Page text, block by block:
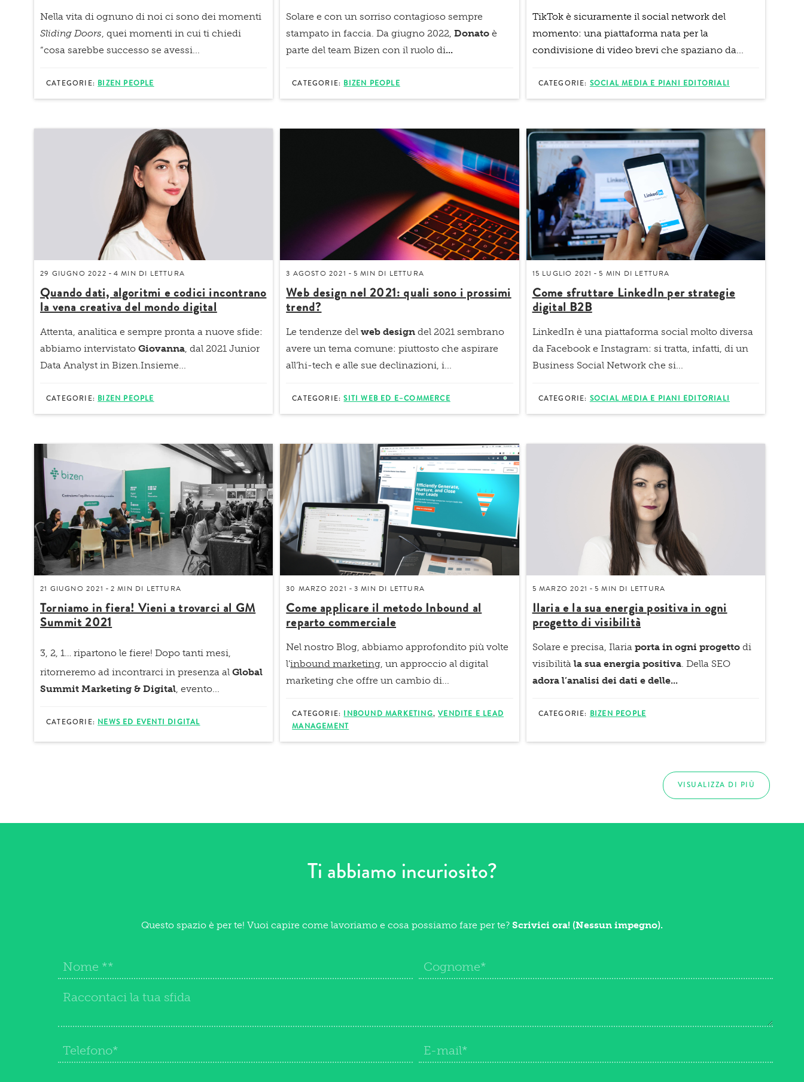
Nella vita di ognuno di noi ci sono dei momenti
Sliding Doors, quei momenti in cui ti chiedi
“cosa sarebbe successo se avessi...
CATEGORIE: BIZEN PEOPLE
Solare e con un sorriso contagioso sempre
stampato in faccia. Da giugno 2022,Donatoè
parte del team Bizen con il ruolo di...
CATEGORIE: BIZEN PEOPLE
TikTok è sicuramente il social network del
momento: una piattaforma nata per la
condivisione di video brevi che spaziano da...
CATEGORIE: SOCIAL MEDIA E PIANI EDITORIALI
29 GIUGNO 2022 - 4 MIN DI LETTURA
Quando dati, algoritmi e codici incontrano
la vena creativa del mondo digital
Attenta, analitica e sempre pronta a nuove sfide:
abbiamo intervistato Giovanna, dal 2021 Junior
Data Analyst in Bizen.Insieme...
CATEGORIE: BIZEN PEOPLE
3 AGOSTO 2021 - 5 MIN DI LETTURA
Web design nel 2021: quali sono i prossimi
trend?
Le tendenze delweb design del 2021 sembrano
avere un tema comune: piuttosto che aspirare
all’hi-tech e alle sue declinazioni, i...
CATEGORIE:SITI WEB ED E–COMMERCE
15 LUGLIO 2021 -5 MIN DI LETTURA
Come sfruttare LinkedIn per strategie
digital B2B
LinkedIn è una piattaforma social molto diversa
da Facebook e Instagram: si tratta, infatti, di un
Business Social Networkche si...
CATEGORIE: SOCIAL MEDIA E PIANI EDITORIALI
21 GIUGNO 2021 - 2 MIN DI LETTURA
Torniamo in fiera! Vieni a trovarci al GM
Summit 2021
3, 2, 1… ripartono le fiere! Dopo tanti mesi,
ritorneremo ad incontrarci in presenza al Global
Summit Marketing & Digital, evento...
CATEGORIE: NEWS ED EVENTI DIGITAL
30 MARZO 2021 - 3 MIN DI LETTURA
Come applicare il metodo Inbound al
reparto commerciale
Nel nostro Blog, abbiamo approfondito più volte
l’inbound marketing, un approccio al digital
marketing che offre un cambio di...
CATEGORIE: INBOUND MARKETING,VENDITE E LEAD
MANAGEMENT
5 MARZO 2021 - 5 MIN DI LETTURA
Ilaria e la sua energia positiva in ogni
progetto di visibilità
Solare e precisa, Ilaria porta in ogni progettodi
visibilità la sua energia positiva. Della SEO
adora l’analisi dei dati e delle...
CATEGORIE: BIZEN PEOPLE
VISUALIZZA DI PIÙ
Ti abbiamo incuriosito?
Questo spazio è per te! Vuoi capire come lavoriamo e cosa possiamo fare per te? Scrivici ora! (Nessun impegno).